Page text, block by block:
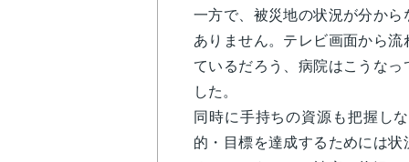
一方で、被災地の状況が分か
ありません。テレビ画面から
ているだろう、病院はこうな
した。
同時に手持ちの資源も把握し
的・目標を達成するためには